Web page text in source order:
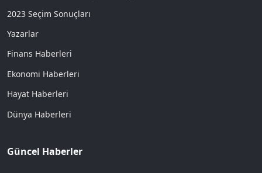
2023 Seçim Sonuçları
Yazarlar
Finans Haberleri
Ekonomi Haberleri
Hayat Haberleri
Dünya Haberleri
Güncel Haberler